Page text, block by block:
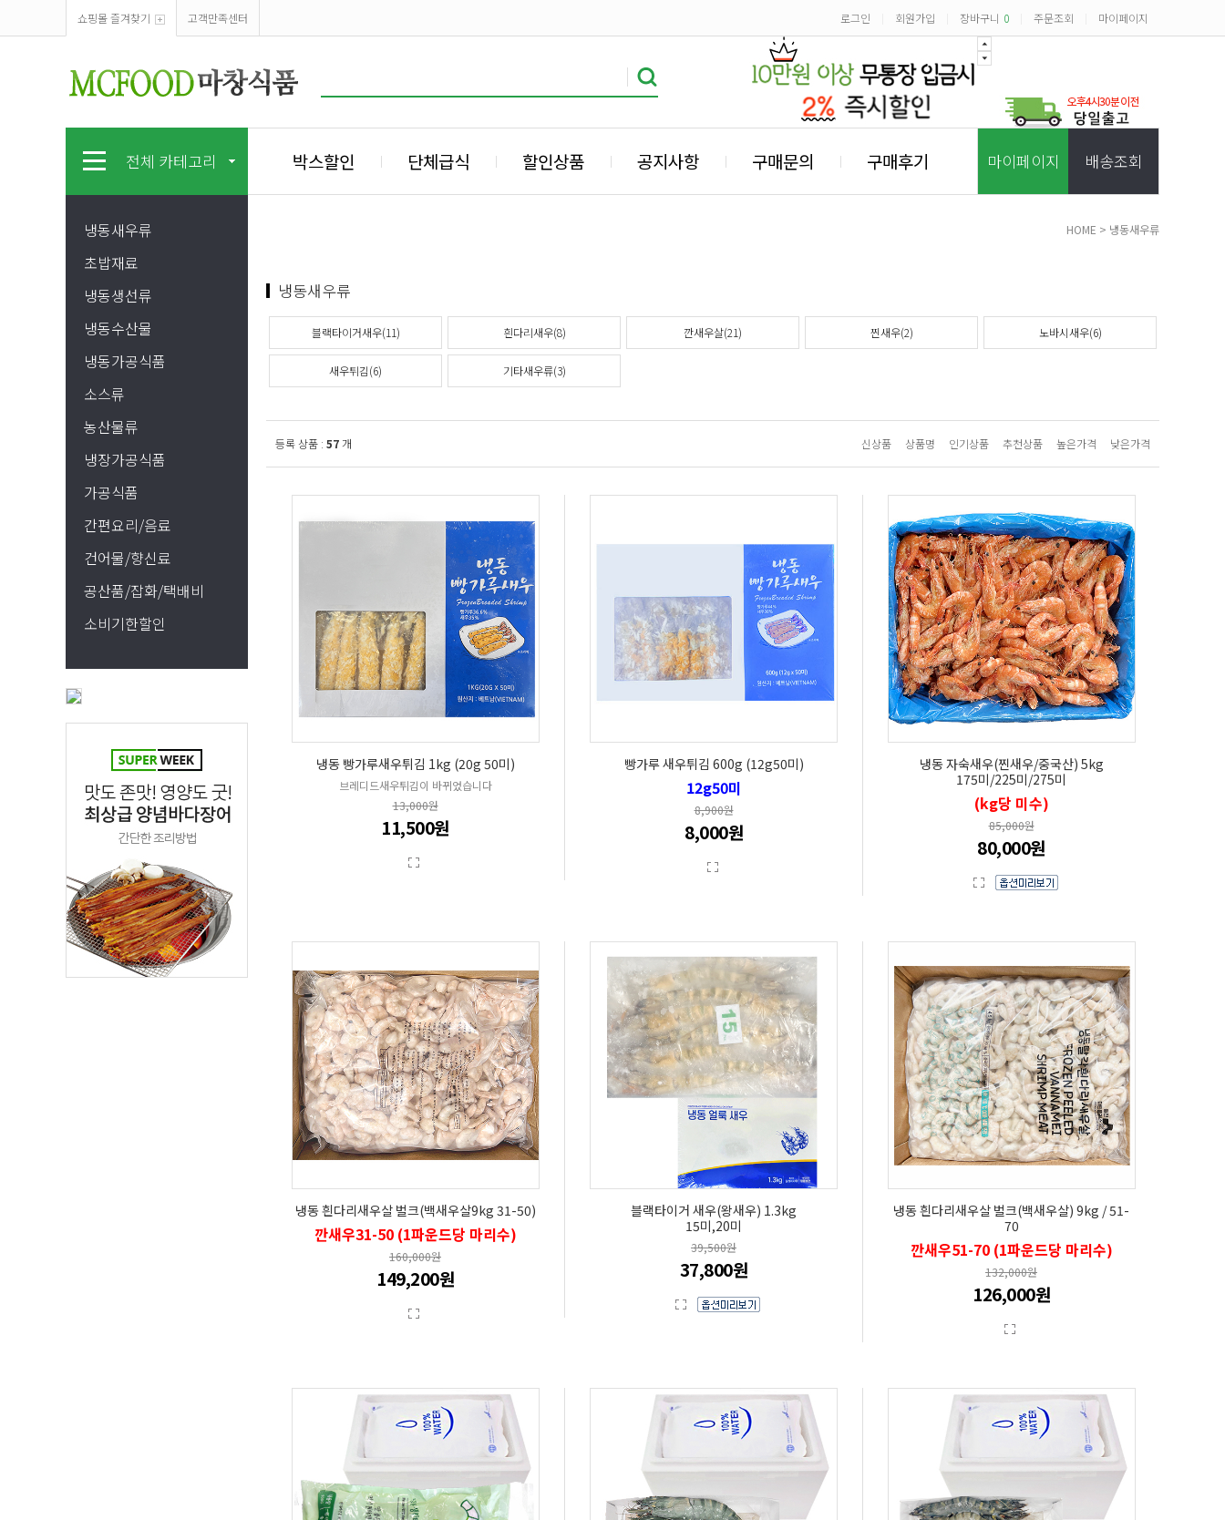
쇼핑몰 즐겨찾기 고객만족센터 로그인 회원가입 장바구니 0 주문조회 마이페이지
전체 카테고리 박스할인 단체급식 할인상품 공지사항 구매문의 구매후기 마이페이지 배송조회
냉동새우류
초밥재료
냉동생선류
냉동수산물
냉동가공식품
소스류
농산물류
냉장가공식품
가공식품
간편요리/음료
건어물/향신료
공산품/잡화/택배비
소비기한할인
HOME > 냉동새우류
냉동새우류
블랙타이거새우(11) 흰다리새우(8) 깐새우살(21) 찐새우(2) 노바시새우(6)
새우튀김(6) 기타새우류(3)
등록 상품 : 57 개 신상품 상품명 인기상품 추천상품 높은가격 낮은가격
냉동 빵가루새우튀김 1kg (20g 50미)
브레디드새우튀김이 바뀌었습니다
13,000원
11,500원
빵가루 새우튀김 600g (12g50미)
12g50미
8,900원
8,000원
냉동 자숙새우(찐새우/중국산) 5kg
175미/225미/275미
(kg당 미수)
85,000원
80,000원
냉동 흰다리새우살 벌크(백새우살9kg 31-50)
깐새우31-50 (1파운드당 마리수)
160,000원
149,200원
블랙타이거 새우(왕새우) 1.3kg
15미,20미
39,500원
37,800원
냉동 흰다리새우살 벌크(백새우살) 9kg / 51-
70
깐새우51-70 (1파운드당 마리수)
132,000원
126,000원